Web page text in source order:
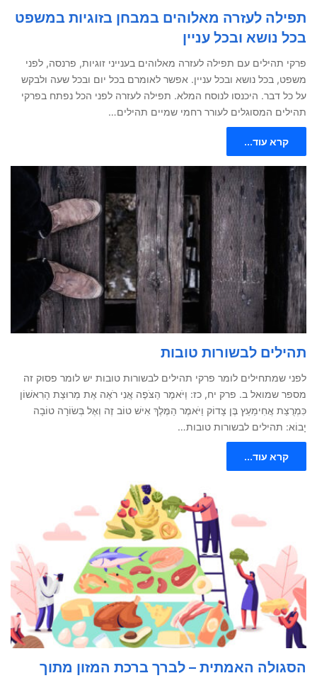
תפילה לעזרה מאלוהים במבחן בזוגיות במשפט
בכל נושא ובכל עניין
פרקי תהילים עם תפילה לעזרה מאלוהים בענייני זוגיות, פרנסה, לפני
משפט, בכל נושא ובכל עניין. אפשר לאומרם בכל יום ובכל שעה ולבקש
על כל דבר. היכנסו לנוסח המלא. תפילה לעזרה לפני הכל נפתח בפרקי
תהילים המסוגלים לעורר רחמי שמיים תהילים…
קרא עוד...
תהילים לבשורות טובות
לפני שמתחילים לומר פרקי תהילים לבשורות טובות יש לומר פסוק זה
מספר שמואל ב. פרק יח, כז: וַיֹּאמֶר הַצֹּפֶה אֲנִי רֹאֶה אֶת מְרוּצַת הָרִאשׁוֹן
כִּמְרֻצַת אֲחִימַעַץ בֶּן צָדוֹק וַיֹּאמֶר הַמֶּלֶךְ אִישׁ טוֹב זֶה וְאֶל בְּשׂוֹרָה טוֹבָה
יָבוֹא: תהילים לבשורות טובות…
קרא עוד...
הסגולה האמתית – לברך ברכת המזון מתוך